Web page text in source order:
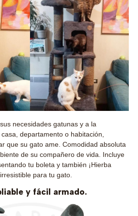
necesidades gatunas y a la
departamento o habitación,
que su gato ame. Comodidad absoluta
de su compañero de vida. Incluye
tu boleta y también ¡Hierba
para tu gato.
y fácil armado.